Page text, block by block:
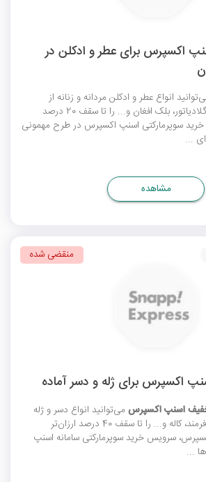
اسنپ اکسپرس برای عطر و ادکلن در
انواع عطر و ادکلن مردانه و زنانه از
برندهای مونت بلانک، گلادیاتور، بلک افغان و... را تا سقف 20 درصد
خرید سوپرمارکتی اسنپ اکسپرس در طرح مهمونی
...
مشاهده
اسنپ اکسپرس می‌توانید انواع دسر و ژله
آماده از برندهای دنت، فرمند، کاله و... را تا سقف 40 درصد ارزان‌تر
سرویس خرید سوپرمارکتی سامانه اسنپ
...
منقضی شده